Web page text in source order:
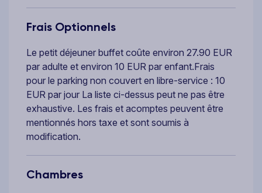
Frais Optionnels
Le petit déjeuner buffet coûte environ 27.90 EUR
par adulte et environ 10 EUR par enfant.Frais
pour le parking non couvert en libre-service : 10
EUR par jour La liste ci-dessus peut ne pas être
exhaustive. Les frais et acomptes peuvent être
mentionnés hors taxe et sont soumis à
modification.
Chambres